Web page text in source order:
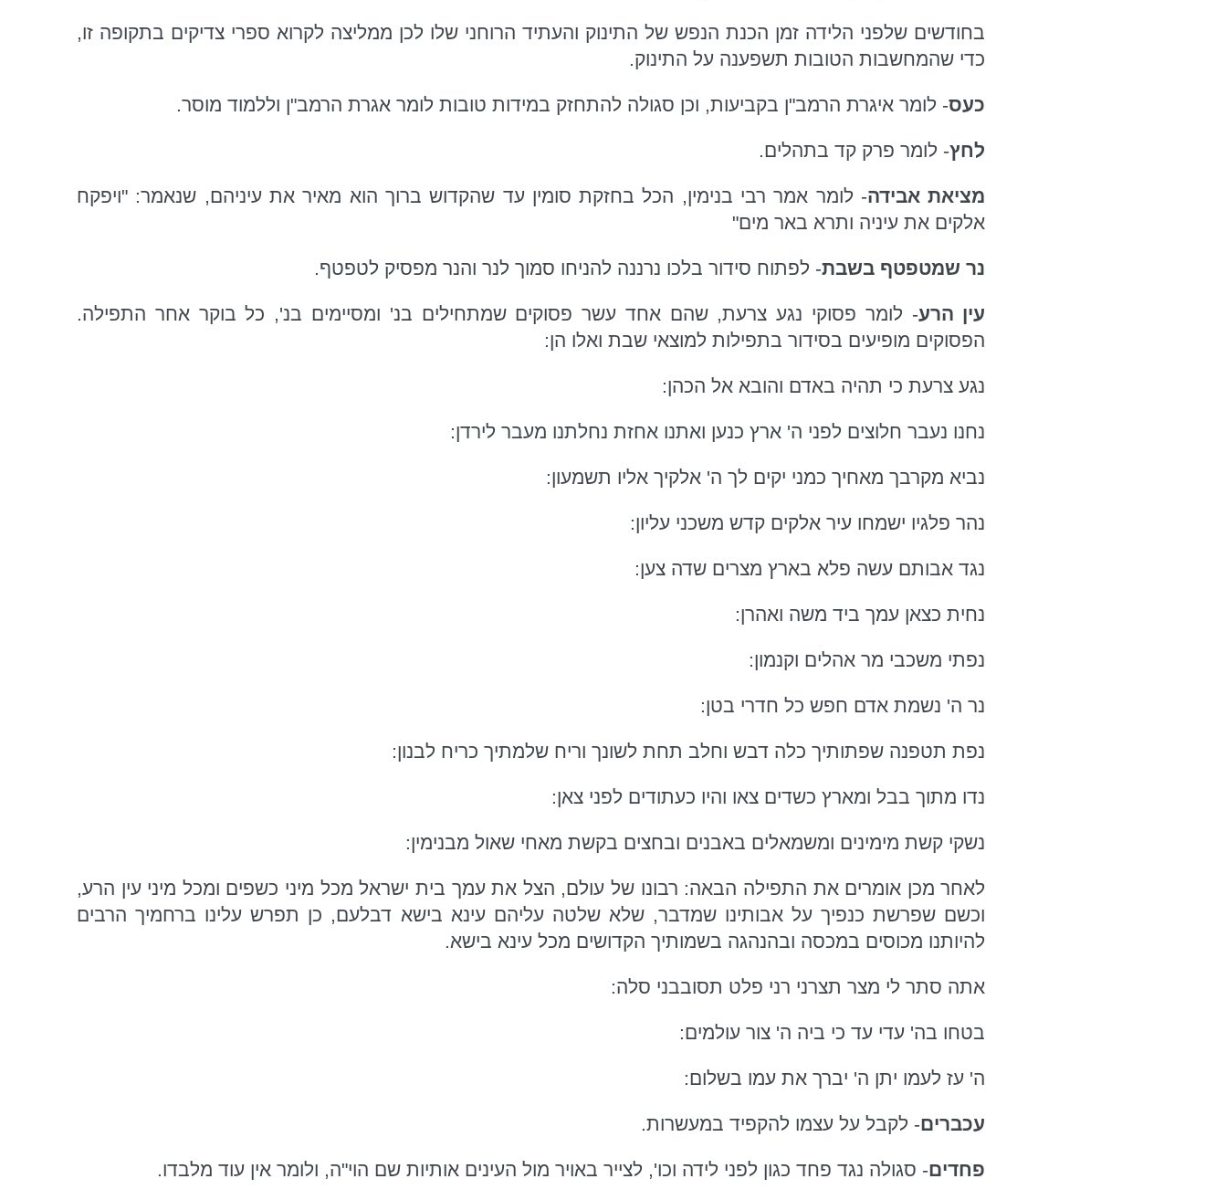
בחודשים שלפני הלידה זמן הכנת הנפש של התינוק והעתיד הרוחני שלו לכן ממליצה לקרוא ספרי צדיקים בתקופה זו,
כדי שהמחשבות הטובות תשפענה על התינוק.
כעס- לומר איגרת הרמב"ן בקביעות, וכן סגולה להתחזק במידות טובות לומר אגרת הרמב"ן וללמוד מוסר.
לחץ- לומר פרק קד בתהלים.
מציאת אבידה- לומר אמר רבי בנימין, הכל בחזקת סומין עד שהקדוש ברוך הוא מאיר את עיניהם, שנאמר: "ויפקח
אלקים את עיניה ותרא באר מים"
נר שמטפטף בשבת- לפתוח סידור בלכו נרננה להניחו סמוך לנר והנר מפסיק לטפטף.
עין הרע- לומר פסוקי נגע צרעת, שהם אחד עשר פסוקים שמתחילים בנ' ומסיימים בנ', כל בוקר אחר התפילה.
הפסוקים מופיעים בסידור בתפילות למוצאי שבת ואלו הן:
נגע צרעת כי תהיה באדם והובא אל הכהן:
נחנו נעבר חלוצים לפני ה' ארץ כנען ואתנו אחזת נחלתנו מעבר לירדן:
נביא מקרבך מאחיך כמני יקים לך ה' אלקיך אליו תשמעון:
נהר פלגיו ישמחו עיר אלקים קדש משכני עליון:
נגד אבותם עשה פלא בארץ מצרים שדה צען:
נחית כצאן עמך ביד משה ואהרן:
נפתי משכבי מר אהלים וקנמון:
נר ה' נשמת אדם חפש כל חדרי בטן:
נפת תטפנה שפתותיך כלה דבש וחלב תחת לשונך וריח שלמתיך כריח לבנון:
נדו מתוך בבל ומארץ כשדים צאו והיו כעתודים לפני צאן:
נשקי קשת מימינים ומשמאלים באבנים ובחצים בקשת מאחי שאול מבנימין:
לאחר מכן אומרים את התפילה הבאה: רבונו של עולם, הצל את עמך בית ישראל מכל מיני כשפים ומכל מיני עין הרע,
וכשם שפרשת כנפיך על אבותינו שמדבר, שלא שלטה עליהם עינא בישא דבלעם, כן תפרש עלינו ברחמיך הרבים
להיותנו מכוסים במכסה ובהנהגה בשמותיך הקדושים מכל עינא בישא.
אתה סתר לי מצר תצרני רני פלט תסובבני סלה:
בטחו בה' עדי עד כי ביה ה' צור עולמים:
ה' עז לעמו יתן ה' יברך את עמו בשלום:
עכברים- לקבל על עצמו להקפיד במעשרות.
פחדים- סגולה נגד פחד כגון לפני לידה וכו', לצייר באויר מול העינים אותיות שם הוי"ה, ולומר אין עוד מלבדו.